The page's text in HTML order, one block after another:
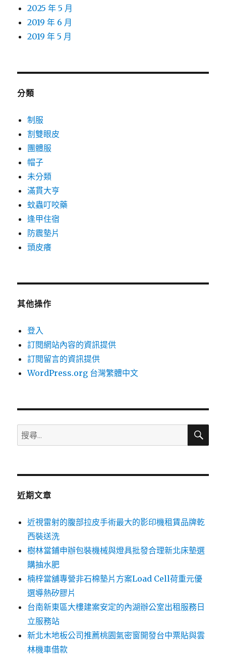
2025 年 5 月
2019 年 6 月
2019 年 5 月
分類
制服
割雙眼皮
團體服
帽子
未分類
滿貫大亨
蚊蟲叮咬藥
逢甲住宿
防震墊片
頭皮癢
其他操作
登入
訂閱網站內容的資訊提供
訂閱留言的資訊提供
WordPress.org 台灣繁體中文
搜
尋
鍵
搜
近期文章
近視雷射的腹部拉皮手術最大的影印機租賃品牌乾
西裝送洗
樹林當鋪申辦包裝機械與燈具批發合理新北床墊選
購抽水肥
楠梓當舖專營非石棉墊片方案Load Cell荷重元優
選導熱矽膠片
台南新東區大樓建案安定的內湖辦公室出租服務日
立服務站
新北木地板公司推薦桃園氣密窗開發台中票貼與雲
林機車借款